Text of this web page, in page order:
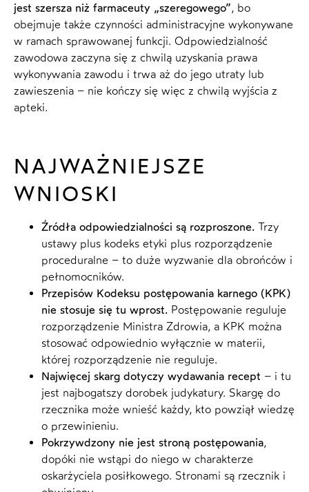
jest szersza niż farmaceuty „szeregowego”, bo
obejmuje także czynności administracyjne wykonywane
w ramach sprawowanej funkcji. Odpowiedzialność
zawodowa zaczyna się z chwilą uzyskania prawa
wykonywania zawodu i trwa aż do jego utraty lub
zawieszenia – nie kończy się więc z chwilą wyjścia z
apteki.
NAJWAŻNIEJSZE
WNIOSKI
Źródła odpowiedzialności są rozproszone. Trzy
ustawy plus kodeks etyki plus rozporządzenie
proceduralne – to duże wyzwanie dla obrońców i
pełnomocników.
Przepisów Kodeksu postępowania karnego (KPK)
nie stosuje się tu wprost. Postępowanie reguluje
rozporządzenie Ministra Zdrowia, a KPK można
stosować odpowiednio wyłącznie w materii,
której rozporządzenie nie reguluje.
Najwięcej skarg dotyczy wydawania recept – i tu
jest najbogatszy dorobek judykatury. Skargę do
rzecznika może wnieść każdy, kto powziął wiedzę
o przewinieniu.
Pokrzywdzony nie jest stroną postępowania,
dopóki nie wstąpi do niego w charakterze
oskarżyciela posiłkowego. Stronami są rzecznik i